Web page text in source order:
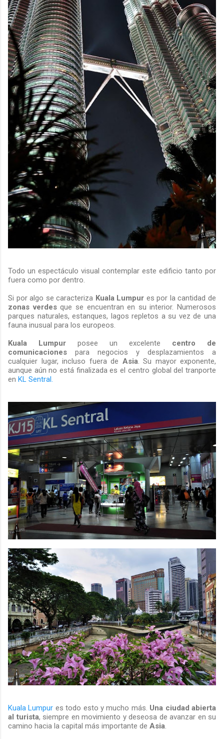
Todo un espectáculo visual contemplar este edificio tanto por
fuera como por dentro.
Si por algo se caracteriza Kuala Lumpur es por la cantidad de
zonas verdesque se encuentran en su interior. Numerosos
parques naturales, estanques, lagos repletos a su vez de una
fauna inusual para los europeos.
Kuala Lumpur posee un excelente centro de
comunicaciones para negocios y desplazamientos a
cualquier lugar, incluso fuera de Asia. Su mayor exponente,
aunque aún no está finalizada es el centro global del tranporte
en KL Sentral.
Kuala Lumpur es todo esto y mucho más. Una ciudad abierta
al turista, siempre en movimiento y deseosa de avanzar en su
camino hacia la capital más importante de Asia.